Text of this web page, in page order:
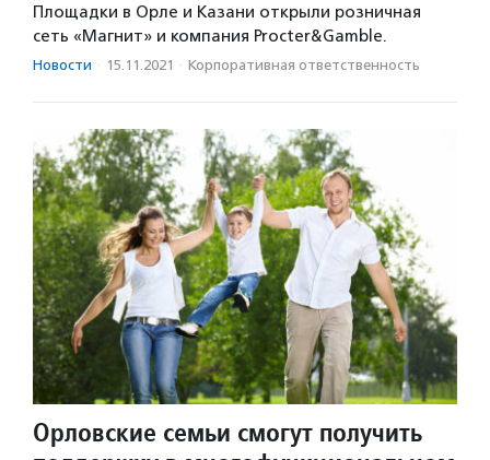
Площадки в Орле и Казани открыли розничная
сеть «Магнит» и компания Procter&Gamble.
Новости · 15.11.2021 · Корпоративная ответственность
Орловские семьи смогут получить